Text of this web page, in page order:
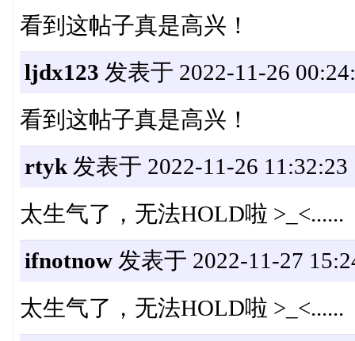
看到这帖子真是高兴！
ljdx123 发表于 2022-11-26
看到这帖子真是高兴！
rtyk发表于 2022-11-26 11:32:23
太生气了，无法HOLD啦 >_<......
ifnotnow发表于 2022-11-27
太生气了，无法HOLD啦 >_<......